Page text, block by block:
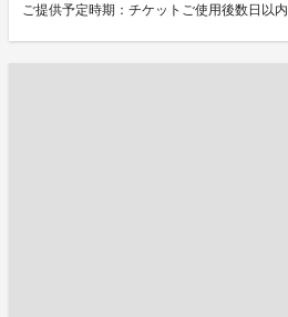
ご提供予定時期：チケットご使用後数日以内